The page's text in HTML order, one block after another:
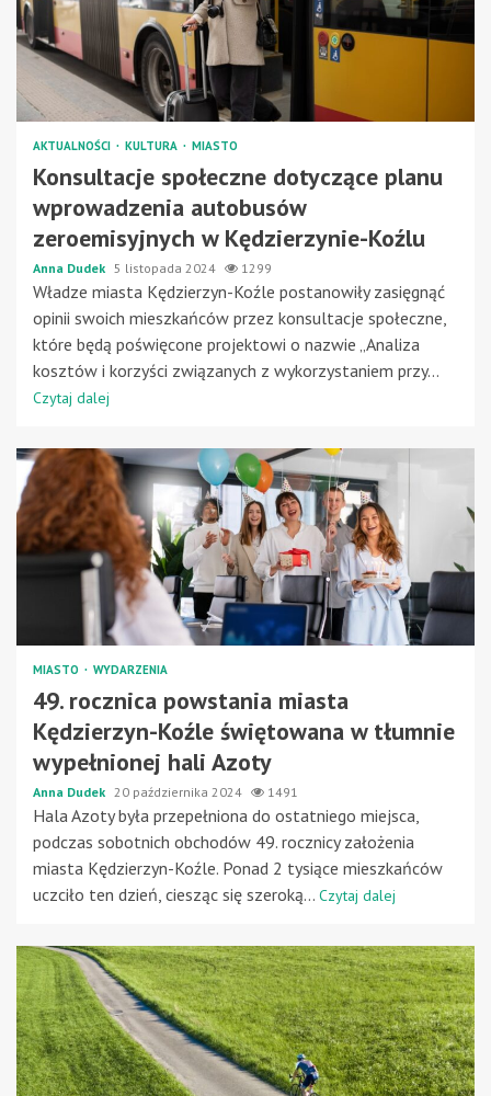
AKTUALNOŚCI KULTURA MIASTO
Konsultacje społeczne dotyczące planu
wprowadzenia autobusów
zeroemisyjnych w Kędzierzynie-Koźlu
Anna Dudek 5 listopada 2024 1299
Władze miasta Kędzierzyn-Koźle postanowiły zasięgnąć
opinii swoich mieszkańców przez konsultacje społeczne,
które będą poświęcone projektowi o nazwie „Analiza
kosztów i korzyści związanych z wykorzystaniem przy...
Czytaj dalej
MIASTO WYDARZENIA
49. rocznica powstania miasta
Kędzierzyn-Koźle świętowana w tłumnie
wypełnionej hali Azoty
Anna Dudek 20 października 2024 1491
Hala Azoty była przepełniona do ostatniego miejsca,
podczas sobotnich obchodów 49. rocznicy założenia
miasta Kędzierzyn-Koźle. Ponad 2 tysiące mieszkańców
uczciło ten dzień, ciesząc się szeroką... Czytaj dalej